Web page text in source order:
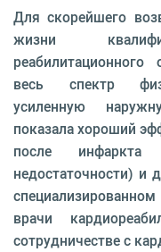
Для скорейшего
жизни
весь спектр
усиленную
показала хороший
после
недостаточности)
врачи
сотрудничестве с